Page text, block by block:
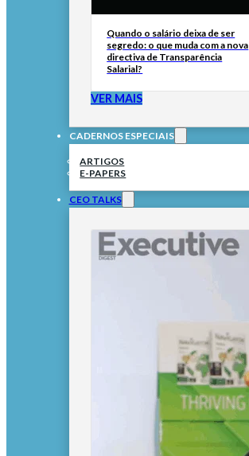
Quando o salário deixa de ser
segredo: o que muda com a nova
directiva de Transparência
Salarial?
VER MAIS
CADERNOS ESPECIAIS
ARTIGOS
E-PAPERS
CEO TALKS